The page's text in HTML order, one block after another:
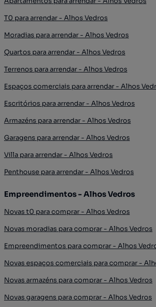
T0 para arrendar - Alhos Vedros
Moradias para arrendar - Alhos Vedros
Quartos para arrendar - Alhos Vedros
Terrenos para arrendar - Alhos Vedros
Espaços comerciais para arrendar - Alhos
Escritórios para arrendar - Alhos Vedros
Armazéns para arrendar - Alhos Vedros
Garagens para arrendar - Alhos Vedros
Villa para arrendar - Alhos Vedros
Penthouse para arrendar - Alhos Vedros
Empreendimentos - Alhos Vedros
Novas t0 para comprar - Alhos Vedros
Novas moradias para comprar - Alhos Vedros
Empreendimentos para comprar - Alhos
Novas espaços comerciais para comprar -
Novas armazéns para comprar - Alhos Vedros
Novas garagens para comprar - Alhos Vedros